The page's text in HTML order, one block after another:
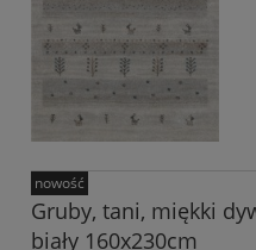
Gruby, tani, miękki
biały 160x230cm
nowość